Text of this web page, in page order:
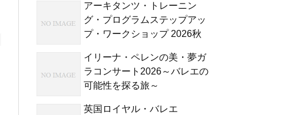
アーキタンツ・トレーニン
グ・プログラムステップアッ
プ・ワークショップ 2026秋
イリーナ・ペレンの美・夢ガ
ラコンサート2026～バレエの
可能性を探る旅～
英国ロイヤル・バレエ